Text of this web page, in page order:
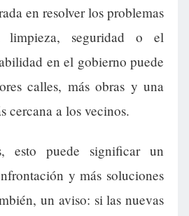
en resolver los problemas
limpieza, seguridad o el
en el gobierno puede
calles, más obras y una
cercana a los vecinos.
esto puede significar un
y más soluciones
un aviso: si las nuevas